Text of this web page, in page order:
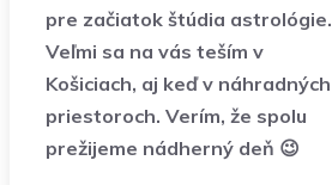
pre začiatok štúdia astrológie.
Veľmi sa na vás teším v
Košiciach, aj keď v náhradných
priestoroch. Verím, že spolu
prežijeme nádherný deň 😉